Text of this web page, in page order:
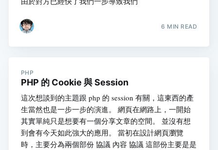
6 MIN READ
PHP
PHP 的 Cookie 與 Session
這次想談到的主題跟 php 的 session 有關，這東西的產
生當然也是一步一步的演進。 網頁在網路上，一開始
其實單純只是想要有一個分享文章的空間。 並沒有想
到會有今天如此強大的應用。 當初在設計網頁瀏覽
時，主要分為兩個部份 協議 內容 協議 這部份主要是是